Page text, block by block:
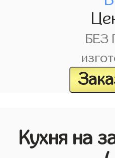
БЕЗ
Кухня на